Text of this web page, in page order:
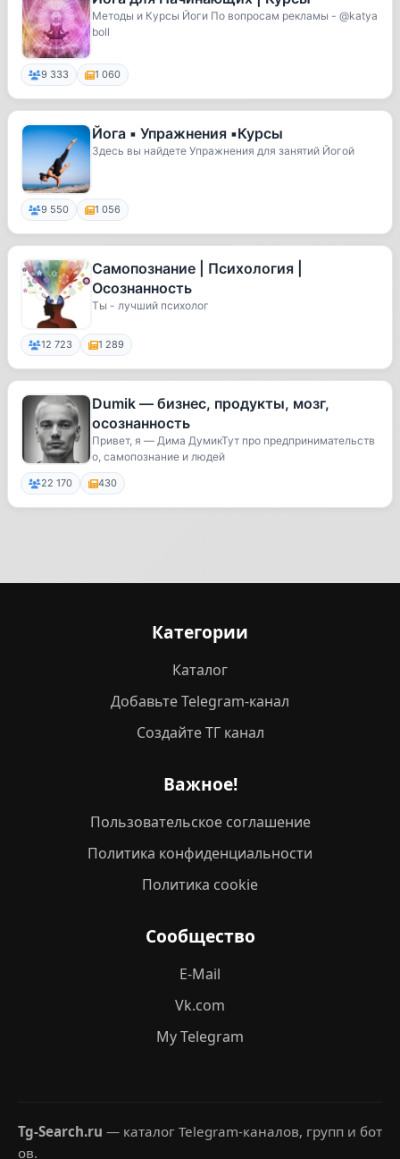
Методы и Курсы Йоги По вопросам рекламы - @katya
boll
9 333 1 060
Йога ▪️ Упражнения ▪️Курсы
Здесь вы найдете Упражнения для занятий Йогой
9 550 1 056
Самопознание | Психология |
Осознанность
Ты - лучший психолог
12 723 1 289
Dumik — бизнес, продукты, мозг,
осознанность
Привет, я — Дима ДумикТут про предпринимательств
о, самопознание и людей
22 170 430
Категории
Каталог
Добавьте Telegram-канал
Создайте ТГ канал
Важное!
Пользовательское соглашение
Политика конфиденциальности
Политика cookie
Сообщество
E-Mail
Vk.com
My Telegram
Tg-Search.ru — каталог Telegram-каналов, групп и бот
ов.